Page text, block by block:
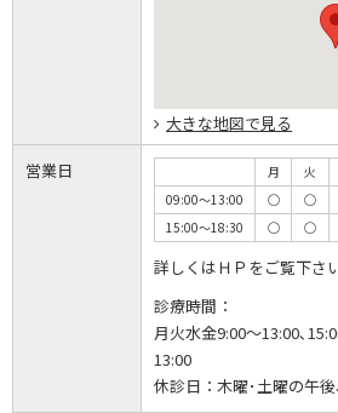
大きな地図で見る
営業日 月 火
09:00～13:00
◯ ◯
15:00～18:30
◯ ◯
詳しくはＨＰをご覧下さい
診療時間：
月火水金9:00～13:00､
13:00
休診日： 木曜･土曜の午